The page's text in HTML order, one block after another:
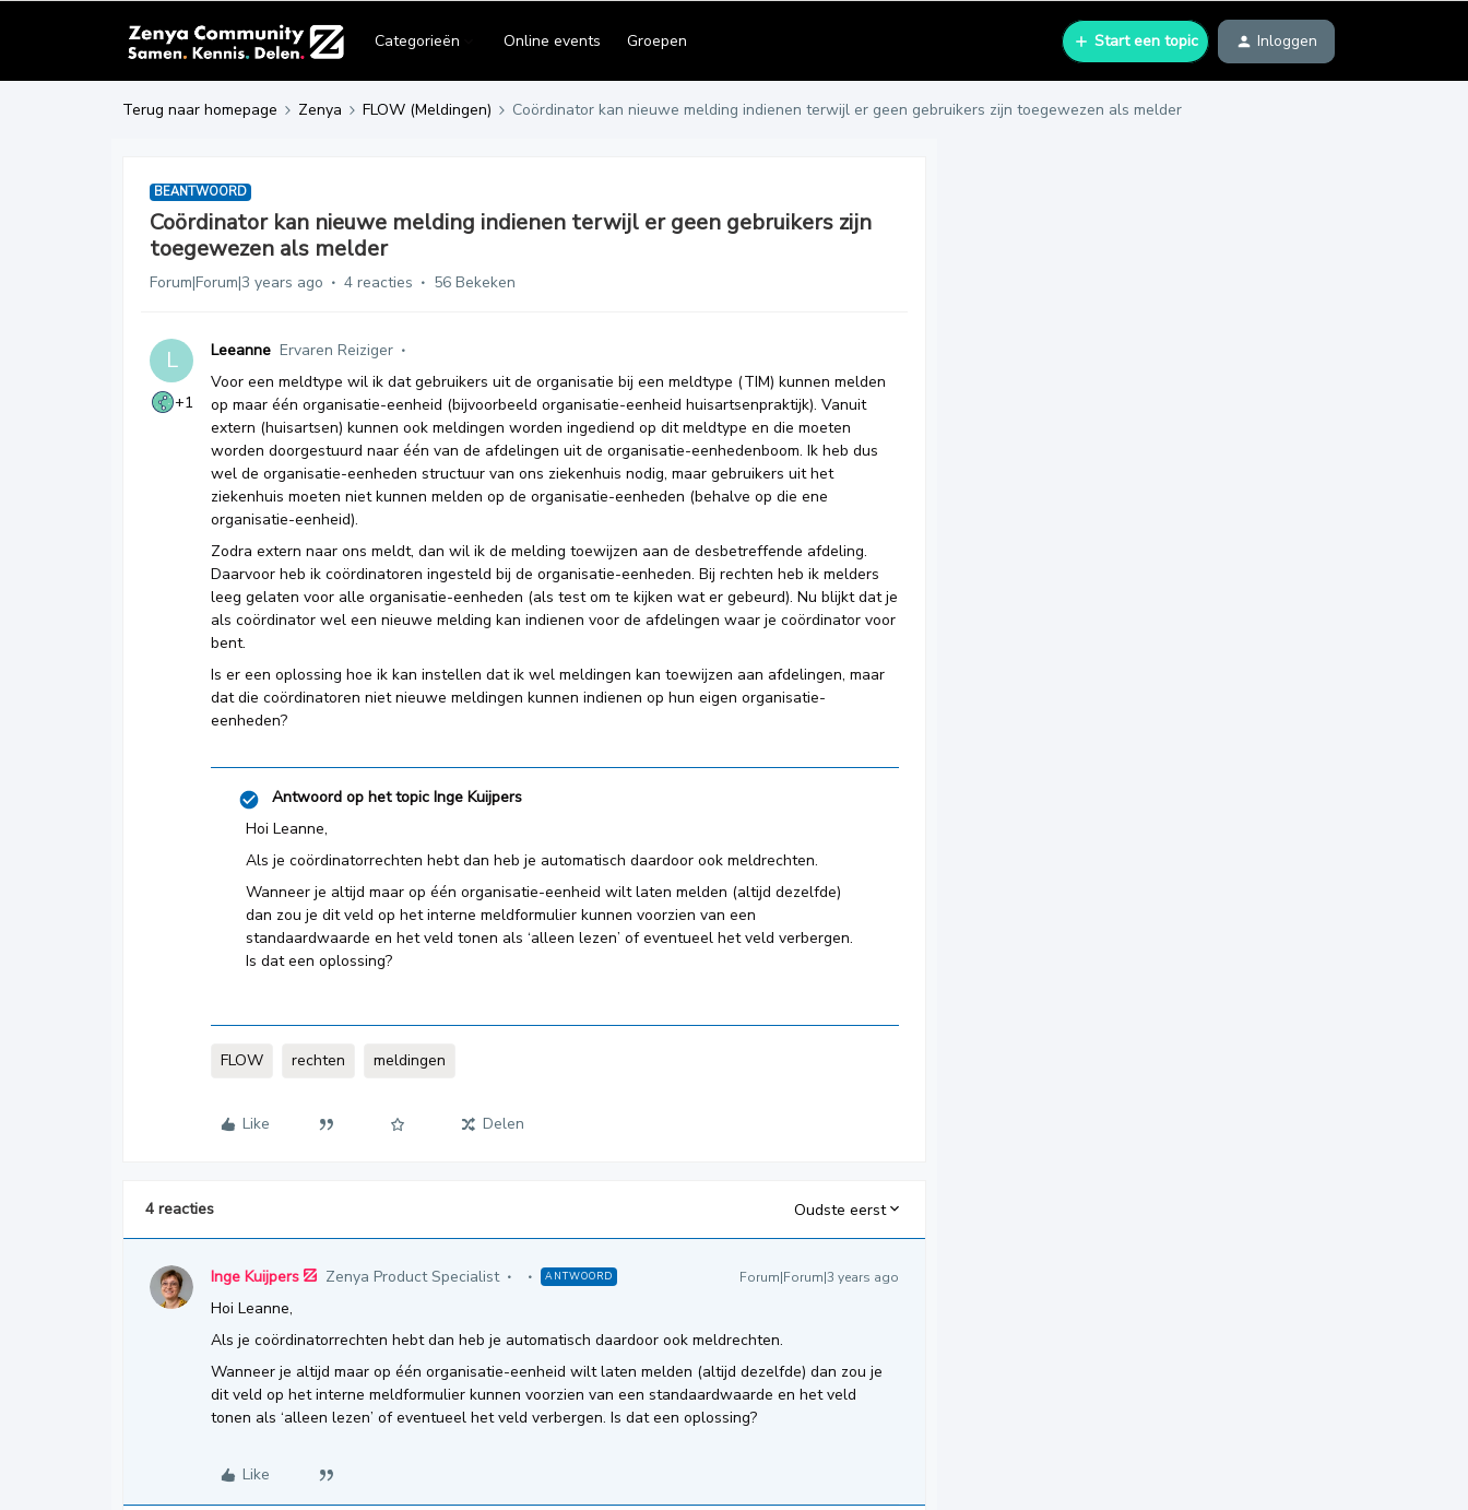
Categorieën Online events Groepen Start een topic Inloggen
Terug naar homepage Zenya FLOW (Meldingen) Coördinator kan nieuwe melding indienen terwijl er geen gebruikers zijn toegewezen als melder
BEANTWOORD
Coördinator kan nieuwe melding indienen terwijl er geen gebruikers zijn
toegewezen als melder
Forum|Forum|3 years ago 4 reacties 56 Bekeken
L
+1
Leeanne Ervaren Reiziger
Voor een meldtype wil ik dat gebruikers uit de organisatie bij een meldtype (TIM) kunnen melden
op maar één organisatie-eenheid (bijvoorbeeld organisatie-eenheid huisartsenpraktijk). Vanuit
extern (huisartsen) kunnen ook meldingen worden ingediend op dit meldtype en die moeten
worden doorgestuurd naar één van de afdelingen uit de organisatie-eenhedenboom. Ik heb dus
wel de organisatie-eenheden structuur van ons ziekenhuis nodig, maar gebruikers uit het
ziekenhuis moeten niet kunnen melden op de organisatie-eenheden (behalve op die ene
organisatie-eenheid).
Zodra extern naar ons meldt, dan wil ik de melding toewijzen aan de desbetreffende afdeling.
Daarvoor heb ik coördinatoren ingesteld bij de organisatie-eenheden. Bij rechten heb ik melders
leeg gelaten voor alle organisatie-eenheden (als test om te kijken wat er gebeurd). Nu blijkt dat je
als coördinator wel een nieuwe melding kan indienen voor de afdelingen waar je coördinator voor
bent.
Is er een oplossing hoe ik kan instellen dat ik wel meldingen kan toewijzen aan afdelingen, maar
dat die coördinatoren niet nieuwe meldingen kunnen indienen op hun eigen organisatie-
eenheden?
Antwoord op het topic Inge Kuijpers
Hoi Leanne,
Als je coördinatorrechten hebt dan heb je automatisch daardoor ook meldrechten.
Wanneer je altijd maar op één organisatie-eenheid wilt laten melden (altijd dezelfde)
dan zou je dit veld op het interne meldformulier kunnen voorzien van een
standaardwaarde en het veld tonen als ‘alleen lezen’ of eventueel het veld verbergen.
Is dat een oplossing?
FLOW rechten meldingen
Like Delen
4 reacties Oudste eerst
Inge Kuijpers Zenya Product Specialist ANTWOORD Forum|Forum|3 years ago
Hoi Leanne,
Als je coördinatorrechten hebt dan heb je automatisch daardoor ook meldrechten.
Wanneer je altijd maar op één organisatie-eenheid wilt laten melden (altijd dezelfde) dan zou je
dit veld op het interne meldformulier kunnen voorzien van een standaardwaarde en het veld
tonen als ‘alleen lezen’ of eventueel het veld verbergen. Is dat een oplossing?
Like